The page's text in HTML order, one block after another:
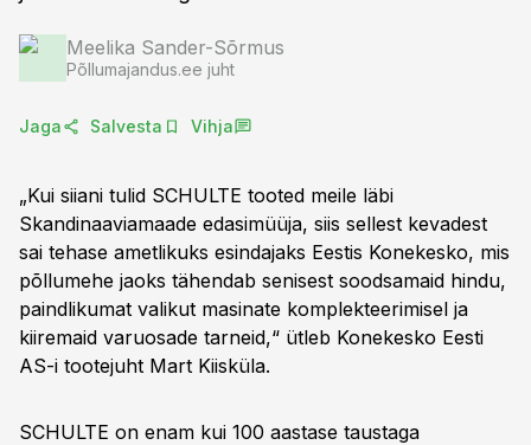
Meelika Sander-Sõrmus
Põllumajandus.ee juht
Jaga Salvesta Vihja
„Kui siiani tulid SCHULTE tooted meile läbi
Skandinaaviamaade edasimüüja, siis sellest kevadest
sai tehase ametlikuks esindajaks Eestis Konekesko, mis
põllumehe jaoks tähendab senisest soodsamaid hindu,
paindlikumat valikut masinate komplekteerimisel ja
kiiremaid varuosade tarneid,“ ütleb Konekesko Eesti
AS-i tootejuht Mart Kiisküla.
SCHULTE on enam kui 100 aastase taustaga